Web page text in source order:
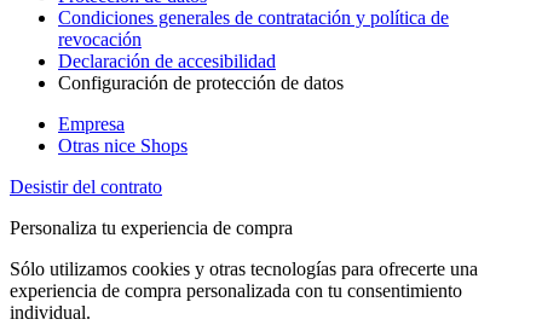
Condiciones generales de contratación y política de
revocación
Declaración de accesibilidad
Configuración de protección de datos
Empresa
Otras nice Shops
Desistir del contrato
Personaliza tu experiencia de compra
Sólo utilizamos cookies y otras tecnologías para ofrecerte una
experiencia de compra personalizada con tu consentimiento
individual.